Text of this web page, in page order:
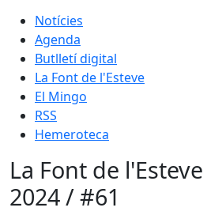
Notícies
Agenda
Butlletí digital
La Font de l'Esteve
El Mingo
RSS
Hemeroteca
La Font de
2024 / #61